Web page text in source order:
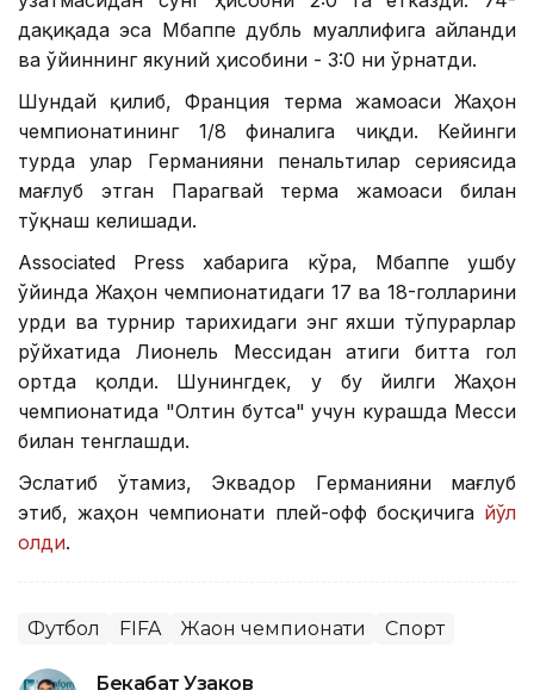
дақиқада эса Мбаппе дубль муаллифига айланди
ва ўйиннинг якуний ҳисобини - 3:0 ни ўрнатди.
Шундай қилиб, Франция терма жамоаси Жаҳон
чемпионатининг 1/8 финалига чиқди. Кейинги
турда улар Германияни пенальтилар сериясида
мағлуб этган Парагвай терма жамоаси билан
тўқнаш келишади.
Associated Press хабарига кўра, Мбаппе ушбу
ўйинда Жаҳон чемпионатидаги 17 ва 18-голларини
урди ва турнир тарихидаги энг яхши тўпурарлар
рўйхатида Лионель Мессидан атиги битта гол
ортда қолди. Шунингдек, у бу йилги Жаҳон
чемпионатида "Олтин бутса" учун курашда Месси
билан тенглашди.
Эслатиб ўтамиз, Эквадор Германияни мағлуб
этиб, жаҳон чемпионати плей-офф босқичига йўл
олди.
Футбол FIFA Жаҳон чемпионати Спорт
Бекабат Узаков